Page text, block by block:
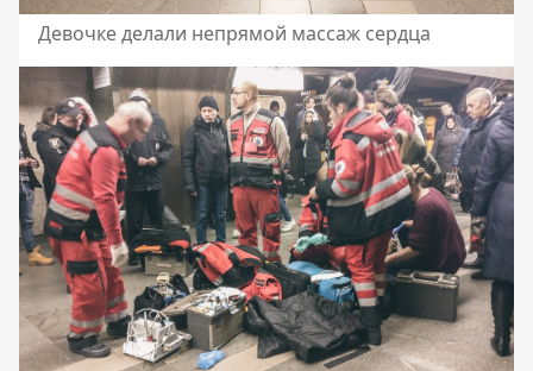
Девочке делали непрямой массаж сердца